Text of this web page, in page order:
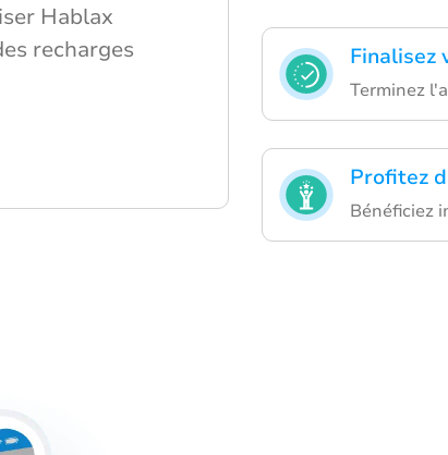
Finalisez
Terminez
Profitez
Bénéficiez
Hablax
recharges